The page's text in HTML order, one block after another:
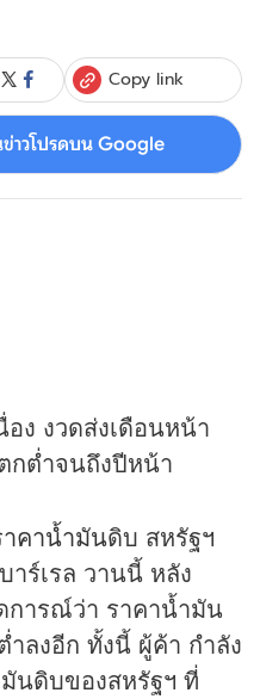
Copy link
าวโปรดบน Google
ง งวดส่งเดือนหน้า
กต่ำจนถึงปีหน้า
าคาน้ำมันดิบ สหรัฐฯ
ร์เรล วานนี้ หลัง
การณ์ว่า ราคาน้ำมัน
ลงอีก ทั้งนี้ ผู้ค้า กำลัง
นดิบของสหรัฐฯ ที่